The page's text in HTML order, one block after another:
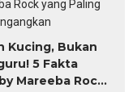
Kucing, Bukan
5 Fakta
Mareeba Rock